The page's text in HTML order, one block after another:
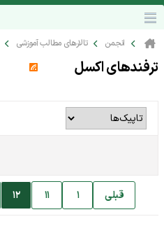
انجمن تالارهای مطالب آموزشی
ترفندهای اکسل
قبلی 1
11
12